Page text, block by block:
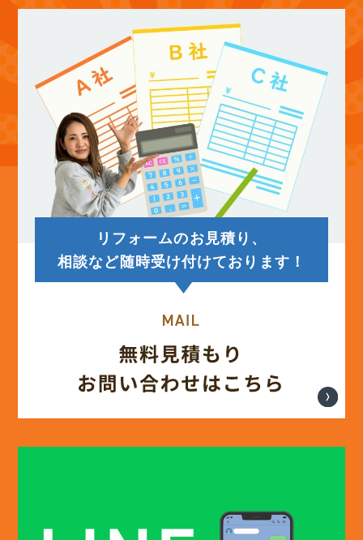
リフォームのお見積り、
相談など随時受け付けております！